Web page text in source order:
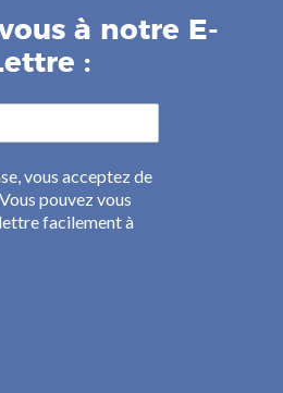
à notre E-
:
vous acceptez de
pouvez vous
facilement à